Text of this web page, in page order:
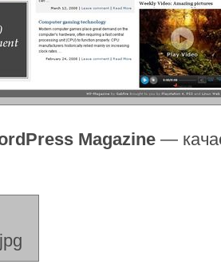
Magazine —